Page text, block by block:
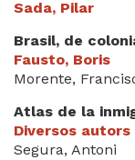
Sada, Pilar
Brasil, de
Fausto, Boris
Morente,
Atlas de la
Diversos autors
Segura, Antoni